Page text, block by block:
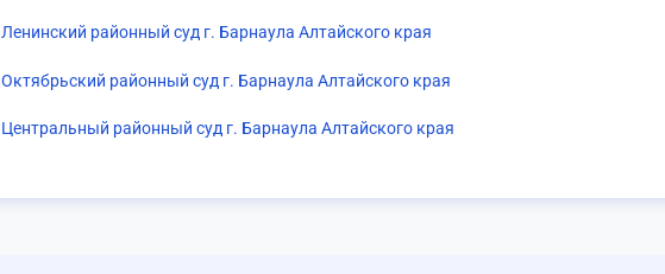
Ленинский районный суд г. Барнаула Алтайского края
Октябрьский районный суд г. Барнаула Алтайского края
Центральный районный суд г. Барнаула Алтайского края